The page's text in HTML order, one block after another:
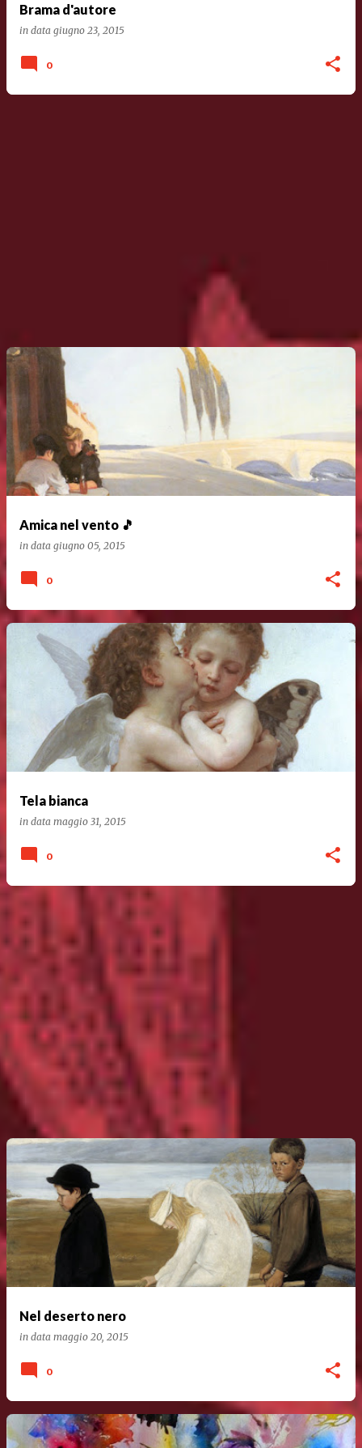
Brama d'autore
in data giugno 23, 2015
0
Amica nel vento 🎵
in data giugno 05, 2015
0
Tela bianca
in data maggio 31, 2015
0
Nel deserto nero
in data maggio 20, 2015
0